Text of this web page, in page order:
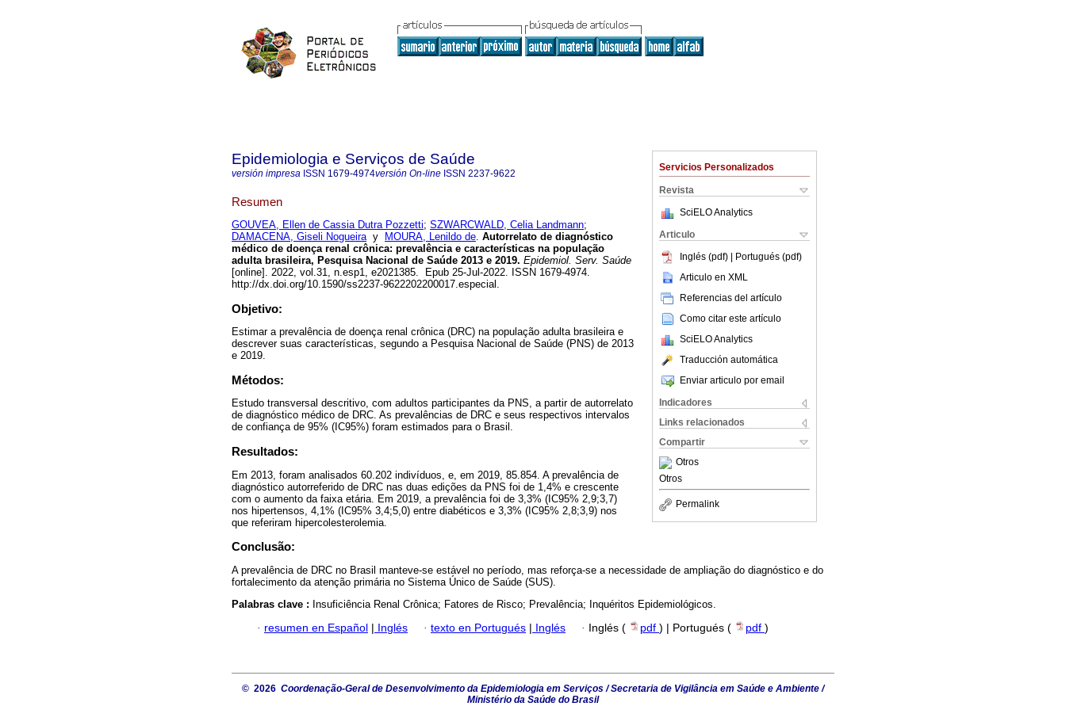
Servicios Personalizados
Revista
SciELO Analytics
Articulo
Inglés (pdf) | Portugués (pdf)
Articulo en XML
Referencias del artículo
Como citar este artículo
SciELO Analytics
Traducción automática
Enviar articulo por email
Indicadores
Links relacionados
Compartir
Otros
Otros
Permalink
Epidemiologia e Serviços de Saúde
versión impresa ISSN 1679-4974versión On-line ISSN 2237-9622
Resumen
GOUVEA, Ellen de Cassia Dutra Pozzetti; SZWARCWALD, Celia Landmann;
DAMACENA, Giseli Nogueiray MOURA, Lenildo de. Autorrelato de diagnóstico
médico de doença renal crônica: prevalência e características na população
adulta brasileira, Pesquisa Nacional de Saúde 2013 e 2019. Epidemiol. Serv. Saúde
[online]. 2022, vol.31, n.esp1, e2021385. Epub 25-Jul-2022. ISSN 1679-4974.
http://dx.doi.org/10.1590/ss2237-9622202200017.especial.
Objetivo:
Estimar a prevalência de doença renal crônica (DRC) na população adulta brasileira e
descrever suas características, segundo a Pesquisa Nacional de Saúde (PNS) de 2013
e 2019.
Métodos:
Estudo transversal descritivo, com adultos participantes da PNS, a partir de autorrelato
de diagnóstico médico de DRC. As prevalências de DRC e seus respectivos intervalos
de confiança de 95% (IC95%) foram estimados para o Brasil.
Resultados:
Em 2013, foram analisados 60.202 indivíduos, e, em 2019, 85.854. A prevalência de
diagnóstico autorreferido de DRC nas duas edições da PNS foi de 1,4% e crescente
com o aumento da faixa etária. Em 2019, a prevalência foi de 3,3% (IC95% 2,9;3,7)
nos hipertensos, 4,1% (IC95% 3,4;5,0) entre diabéticos e 3,3% (IC95% 2,8;3,9) nos
que referiram hipercolesterolemia.
Conclusão:
A prevalência de DRC no Brasil manteve-se estável no período, mas reforça-se a necessidade de ampliação do diagnóstico e do
fortalecimento da atenção primária no Sistema Único de Saúde (SUS).
Palabras clave : Insuficiência Renal Crônica; Fatores de Risco; Prevalência; Inquéritos Epidemiológicos.
· resumen en Español Inglés · texto en Portugués Inglés · Inglés ( pdf ) | Portugués ( pdf )
© 2026 Coordenação-Geral de Desenvolvimento da Epidemiologia em Serviços / Secretaria de Vigilância em Saúde e Ambiente /
Ministério da Saúde do Brasil